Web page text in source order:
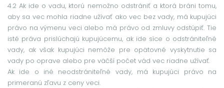
4.2 Ak ide o vadu, ktorú nemožno odstrániť a ktorá bráni tomu,
aby sa vec mohla riadne užívať ako vec bez vady, má kupujúci
právo na výmenu veci alebo má právo od zmluvy odstúpiť. Tie
isté práva prislúchajú kupujúcemu, ak ide síce o odstrániteľné
vady, ak však kupujúci nemôže pre opätovné vyskytnutie sa
vady po oprave alebo pre väčší počet vád vec riadne užívať.
Ak ide o iné neodstrániteľné vady, má kupujúci právo na
primeranú zľavu z ceny veci.